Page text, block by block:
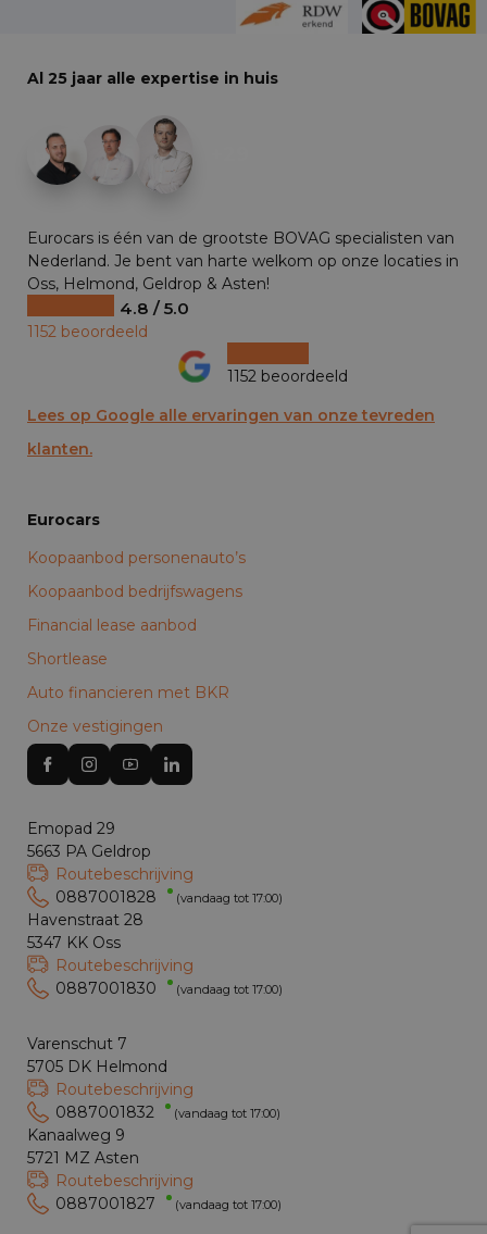
Al 25 jaar alle expertise in huis
Eurocars is één van de grootste BOVAG specialisten van
Nederland. Je bent van harte welkom op onze locaties in
Oss, Helmond, Geldrop & Asten!
4.8 / 5.0
1152 beoordeeld
1152 beoordeeld
Lees op Google alle ervaringen van onze tevreden
klanten.
Eurocars
Koopaanbod personenauto’s
Koopaanbod bedrijfswagens
Financial lease aanbod
Shortlease
Auto financieren met BKR
Onze vestigingen
Emopad 29
5663 PA Geldrop
Routebeschrijving
0887001828
(vandaag tot 17:00)
Havenstraat 28
5347 KK Oss
Routebeschrijving
0887001830
(vandaag tot 17:00)
Varenschut 7
5705 DK Helmond
Routebeschrijving
0887001832
(vandaag tot 17:00)
Kanaalweg 9
5721 MZ Asten
Routebeschrijving
0887001827
(vandaag tot 17:00)